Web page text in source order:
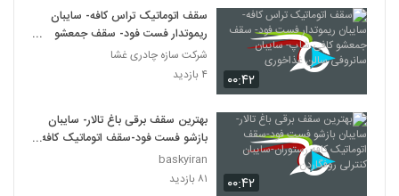
۰۰:۴۲
سقف اتوماتیک تراس کافه- سایبان
ریموتدار فست فود- سقف جمعشو
کافی شاپ- سایبان سانروفی سالن
غذاخوری
شرکت سازه چادری غشا
۴ بازدید
۰۰:۴۲
بهترین سقف برقی باغ تالار- سایبان
بازشو فست فود-سقف اتوماتیک کافه
رستوران-سایبان کنترلی روفگاردن
baskyiran
۸۱ بازدید